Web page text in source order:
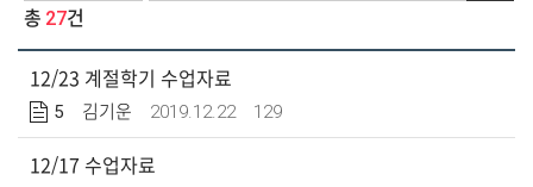
총 27건
12/23 계절학기 수업자료
5 김기운 2019.12.22 129
12/17 수업자료